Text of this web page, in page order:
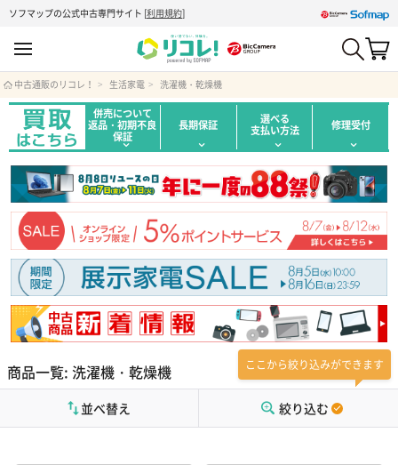
ソフマップの公式中古専門サイト [利用規約]
中古通販のリコレ！ 生活家電 洗濯機・乾燥機
併売について
返品・初期不良
保証
長期保証 選べる
支払い方法 修理受付
商品一覧: 洗濯機・乾燥機 ここから絞り込みができます
絞り込む
並べ替え